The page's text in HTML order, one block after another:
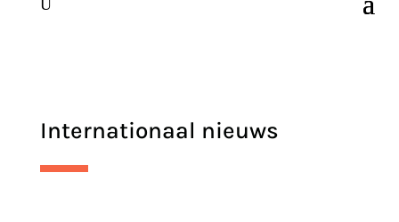
Internationaal nieuws